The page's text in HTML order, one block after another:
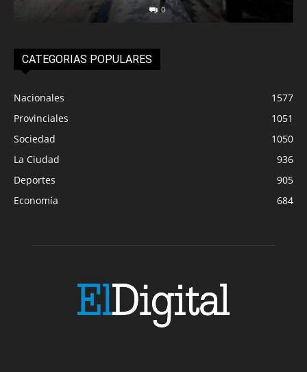
0
CATEGORIAS POPULARES
Nacionales
1577
Provinciales
1051
Sociedad
1050
La Ciudad
936
Deportes
905
Economía
684